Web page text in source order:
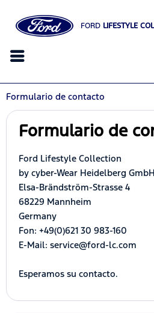
FORD LIFESTYLE
Formulario de contacto
Formulario de
Ford Lifestyle Collection
by cyber-Wear Heidelberg GmbH
Elsa-Brändström-Strasse 4
68229 Mannheim
Germany
Fon: +49(0)621 30 983-160
E-Mail: service@ford-lc.com
Esperamos su contacto.